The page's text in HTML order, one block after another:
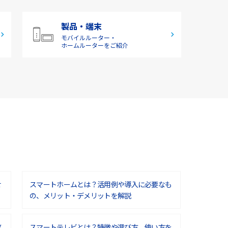
製品・端末
モバイルルーター・
ホームルーターをご紹介
スマートホームとは？活用例や導入に必要なも
の、メリット・デメリットを解説